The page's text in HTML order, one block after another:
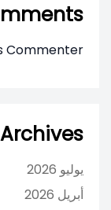
Commenter
Archives
يوليو 2026
أبريل 2026